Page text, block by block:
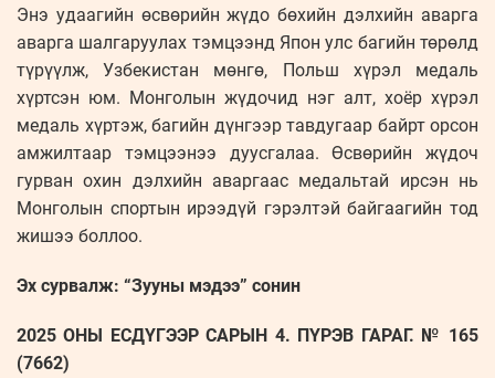
Энэ удаагийн өсвөрийн жүдо бөхийн дэлхийн аварга
аварга шалгаруулах тэмцээнд Япон улс багийн төрөлд
түрүүлж, Узбекистан мөнгө, Польш хүрэл медаль
хүртсэн юм. Монголын жүдочид нэг алт, хоёр хүрэл
медаль хүртэж, багийн дүнгээр тавдугаар байрт орсон
амжилтаар тэмцээнээ дуусгалаа. Өсвөрийн жүдоч
гурван охин дэлхийн аваргаас медальтай ирсэн нь
Монголын спортын ирээдүй гэрэлтэй байгаагийн тод
жишээ боллоо.
Эх сурвалж: “Зууны мэдээ” сонин
2025 ОНЫ ЕСДҮГЭЭР САРЫН 4. ПҮРЭВ ГАРАГ. № 165
(7662)